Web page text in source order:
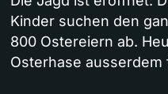
Kinder suchen den
800 Ostereiern ab.
Osterhase